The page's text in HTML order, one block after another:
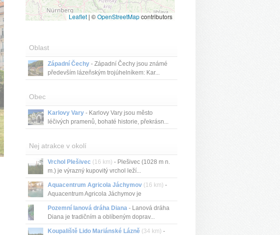
Leaflet | ©OpenStreetMapcontributors
Oblast
Západní Čechy - Západní Čechy jsou známé
především lázeňským trojúhelníkem: Kar...
Obec
Karlovy Vary - Karlovy Vary jsou město
léčivých pramenů, bohaté historie, překrásn...
Nej atrakce v okolí
Vrchol Plešivec (16 km) - Plešivec (1028 m n.
m.) je výrazný kupovitý vrchol leží...
Aquacentrum Agricola Jáchymov (16 km) -
Aquacentrum Agricola Jáchymov je
bazénový...
Pozemní lanová dráha Diana - Lanová dráha
Diana je tradičním a oblíbeným doprav...
Koupaliště Lido Mariánské Lázně (34 km) -